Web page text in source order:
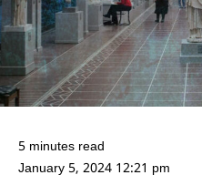
5 minutes read
January 5, 2024 12:21 pm